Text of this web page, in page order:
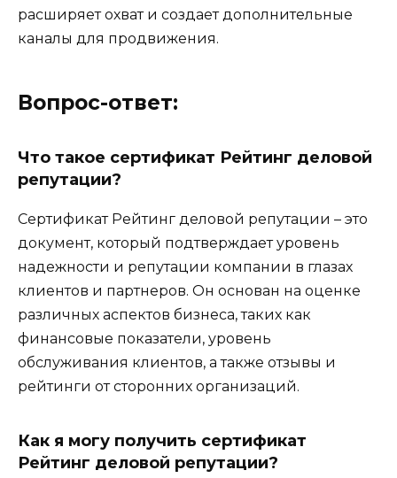
расширяет охват и создает дополнительные
каналы для продвижения.
Вопрос-ответ:
Что такое сертификат Рейтинг деловой
репутации?
Сертификат Рейтинг деловой репутации – это
документ, который подтверждает уровень
надежности и репутации компании в глазах
клиентов и партнеров. Он основан на оценке
различных аспектов бизнеса, таких как
финансовые показатели, уровень
обслуживания клиентов, а также отзывы и
рейтинги от сторонних организаций.
Как я могу получить сертификат
Рейтинг деловой репутации?